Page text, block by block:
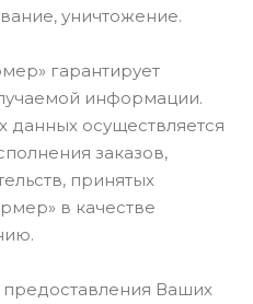
уничтожение.
гарантирует
информации.
данных осуществляется
заказов,
принятых
в качестве
Ваших